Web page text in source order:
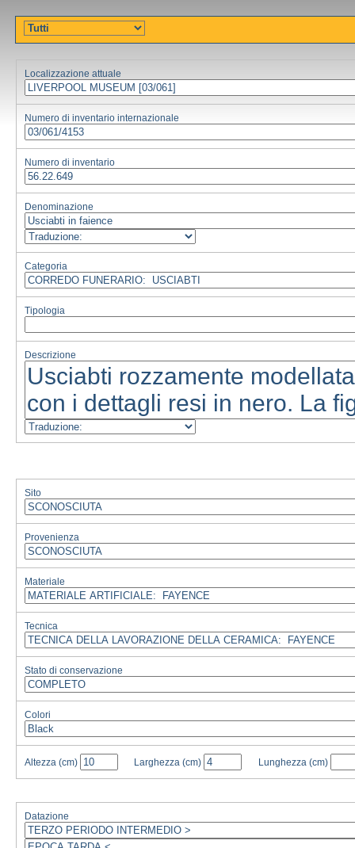
Localizzazione attuale
Numero di inventario internazionale
Numero di inventario
Denominazione
Categoria
Tipologia
Descrizione
Sito
Provenienza
Materiale
Tecnica
Stato di conservazione
Colori
Altezza (cm) Larghezza (cm) Lunghezza (cm)
Datazione